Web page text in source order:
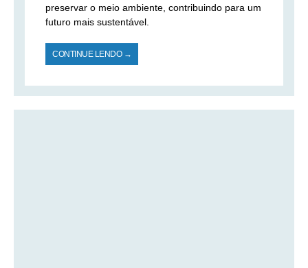
preservar o meio ambiente, contribuindo para um
futuro mais sustentável.
CONTINUE LENDO →